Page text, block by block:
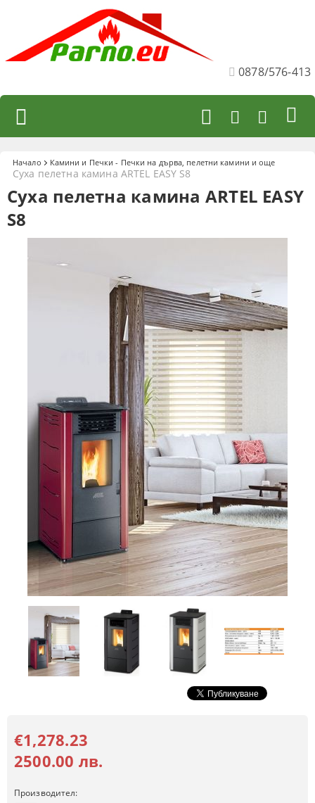
0878/576-413
Начало Камини и Печки - Печки на дърва, пелетни камини и още
Суха пелетна камина ARTEL EASY S8
Суха пелетна камина ARTEL EASY
S8
€1,278.23
2500.00 лв.
Производител: